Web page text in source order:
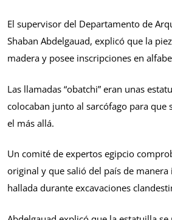
El supervisor del Departamento de
Shaban Abdelgauad, explicó que la
madera y posee inscripciones en
Las llamadas “obatchi” eran unas
colocaban junto al sarcófago para que
el más allá.
Un comité de expertos egipcio
original y que salió del país de
hallada durante excavaciones